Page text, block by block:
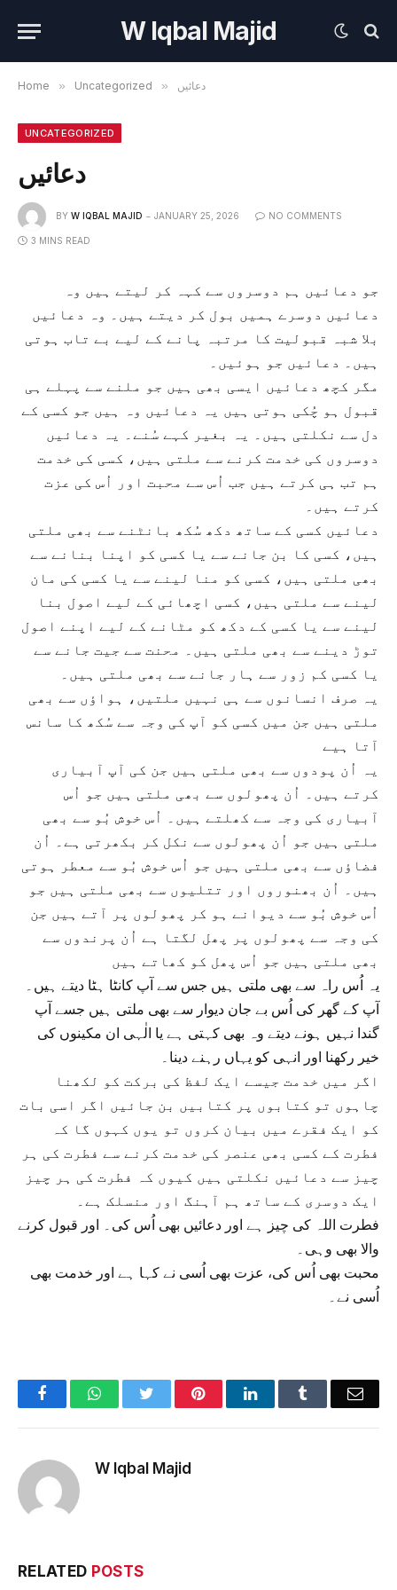
W Iqbal Majid
Home » Uncategorized » دعائیں
UNCATEGORIZED
دعائیں
BY W IQBAL MAJID JANUARY 25, 2026 NO COMMENTS
3 MINS READ
جو دعائیں ہم دوسروں سے کہہ کر لیتے ہیں وہ
دعائیں دوسرے ہمیں بول کر دیتے ہیں۔ وہ دعائیں
بلا شبہ قبولیت کا مرتبہ پانے کے لیے بے تاب ہوتی
ہیں۔ دعائیں جو ہوئیں۔
مگر کچھ دعائیں ایسی بھی ہیں جو ملنے سے پہلے ہی
قبول ہو چُکی ہوتی ہیں یہ دعائیں وہ ہیں جو کسی کے
دل سے نکلتی ہیں۔ یہ بغیر کہے سُنے۔ یہ دعائیں
دوسروں کی خدمت کرنے سے ملتی ہیں، کسی کی خدمت
ہم تب ہی کرتے ہیں جب اُس سے محبت اور اُس کی عزت
کرتے ہیں۔
دعائیں کسی کے ساتھ دکھ سُکھ بانٹنے سے بھی ملتی
ہیں، کسی کا بن جانے سے یا کسی کو اپنا بنانے سے
بھی ملتی ہیں، کسی کو منا لینے سے یا کسی کی مان
لینے سے ملتی ہیں، کسی اچھائی کے لیے اصول بنا
لینے سے یا کسی کے دکھ کو مٹانے کے لیے اپنے اصول
توڑ دینے سے بھی ملتی ہیں۔ محنت سے جیت جانے سے
یا کسی کم زور سے ہار جانے سے بھی ملتی ہیں۔
یہ صرف انسانوں سے ہی نہیں ملتیں، ہواؤں سے بھی
ملتی ہیں جن میں کسی کو آپ کی وجہ سے سُکھ کا سانس
آتا ہیے
یہ اُن پودوں سے بھی ملتی ہیں جن کی آپ آبیاری
کرتے ہیں۔ اُن پھولوں سے بھی ملتی ہیں جو اُس
آبیاری کی وجہ سے کھلتے ہیں۔ اُس خوش بُو سے بھی
ملتی ہیں جو اُن پھولوں سے نکل کر بکھرتی ہے۔ اُن
فضاؤں سے بھی ملتی ہیں جو اُس خوش بُو سے معطر ہوتی
ہیں۔ اُن بھنوروں اور تتلیوں سے بھی ملتی ہیں جو
اُس خوش بُو سے دیوانے ہو کر پھولوں پر آتے ہیں جن
کی وجہ سے پھولوں پر پھل لگتا ہے اُن پرندوں سے
بھی ملتی ہیں جو اُس پھل کو کھاتے ہیں
یہ اُس راہ سے بھی ملتی ہیں جس سے آپ کانٹا ہٹا دیتے ہیں۔
آپ کے گھر کی اُس بے جان دیوار سے بھی ملتی ہیں جسے آپ
گندا نہیں ہونے دیتے وہ بھی کہتی ہے یا الٰہی ان مکینوں کی
خیر رکھنا اور انہی کو یہاں رہنے دینا۔
اگر میں خدمت جیسے ایک لفظ کی برکت کو لکھنا
چاہوں تو کتابوں پر کتابیں بن جائیں اگر اسی بات
کو ایک فقرے میں بیان کروں تو یوں کہوں گا کہ
فطرت کے کسی بھی عنصر کی خدمت کرنے سے فطرت کی ہر
چیز سے دعائیں نکلتی ہیں کیوں کہ فطرت کی ہر چیز
ایک دوسری کے ساتھ ہم آہنگ اور منسلک ہے۔
فطرت اللہ کی چیز ہے اور دعائیں بھی اُس کی۔ اور قبول کرنے
والا بھی وہی۔
محبت بھی اُس کی، عزت بھی اُسی نے کہا ہے اور خدمت بھی
اُسی نے۔
FacebookWhatsAppTwitter PinterestLinkedIn Tumblr
W Iqbal Majid
RELATED POSTS